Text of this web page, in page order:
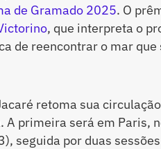
de Gramado 2025. O
, que interpreta o
de reencontrar o mar que
retoma sua
A primeira será em Paris,
seguida por duas